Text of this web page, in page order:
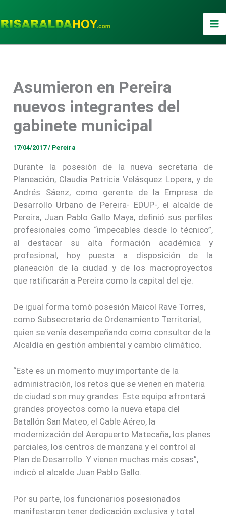
al
contenido
Asumieron en Pereira
nuevos integrantes del
gabinete municipal
17/04/2017/ Pereira
Durante la posesión de la nueva secretaria de
Planeación, Claudia Patricia Velásquez Lopera, y de
Andrés Sáenz, como gerente de la Empresa de
Desarrollo Urbano de Pereira- EDUP-, el alcalde de
Pereira, Juan Pablo Gallo Maya, definió sus perfiles
profesionales como “impecables desde lo técnico”,
al destacar su alta formación académica y
profesional, hoy puesta a disposición de la
planeación de la ciudad y de los macroproyectos
que ratificarán a Pereira como la capital del eje.
De igual forma tomó posesión Maicol Rave Torres,
como Subsecretario de Ordenamiento Territorial,
quien se venía desempeñando como consultor de la
Alcaldía en gestión ambiental y cambio climático.
“Este es un momento muy importante de la
administración, los retos que se vienen en materia
de ciudad son muy grandes. Este equipo afrontará
grandes proyectos como la nueva etapa del
Batallón San Mateo, el Cable Aéreo, la
modernización del Aeropuerto Matecaña, los planes
parciales, los centros de manzana y el control al
Plan de Desarrollo. Y vienen muchas más cosas”,
indicó el alcalde Juan Pablo Gallo.
Por su parte, los funcionarios posesionados
manifestaron tener dedicación exclusiva y total